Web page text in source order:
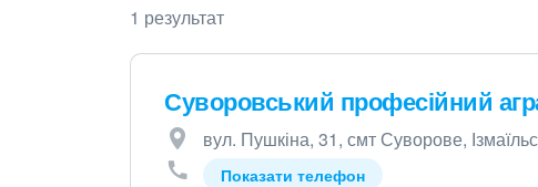
1 результат
Суворовський професійний
вул. Пушкіна, 31, смт Суворове,
Показати телефон